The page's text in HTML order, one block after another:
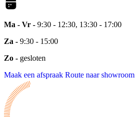
Ma - Vr - 9:30 - 12:30, 13:30 - 17:00
Za - 9:30 - 15:00
Zo - gesloten
Maak een afspraak Route naar showroom